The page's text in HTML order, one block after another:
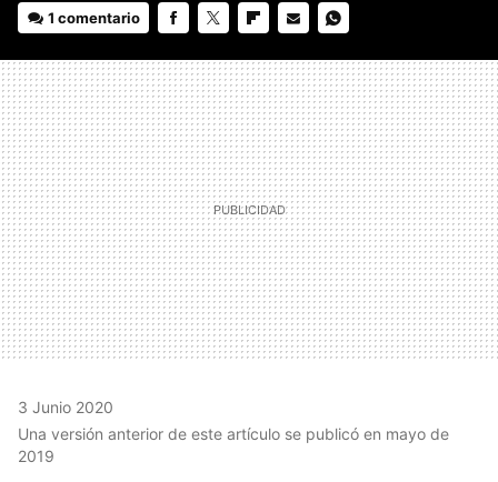
1 comentario
MAIL
3 Junio 2020
Una versión anterior de este artículo se publicó en mayo de
2019